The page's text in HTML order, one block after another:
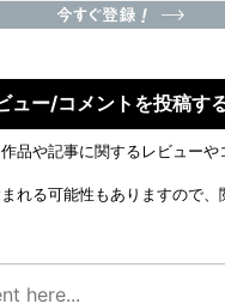
ュー/コメントを投稿す
品や記事に関するレビューや
れる可能性もありますので、